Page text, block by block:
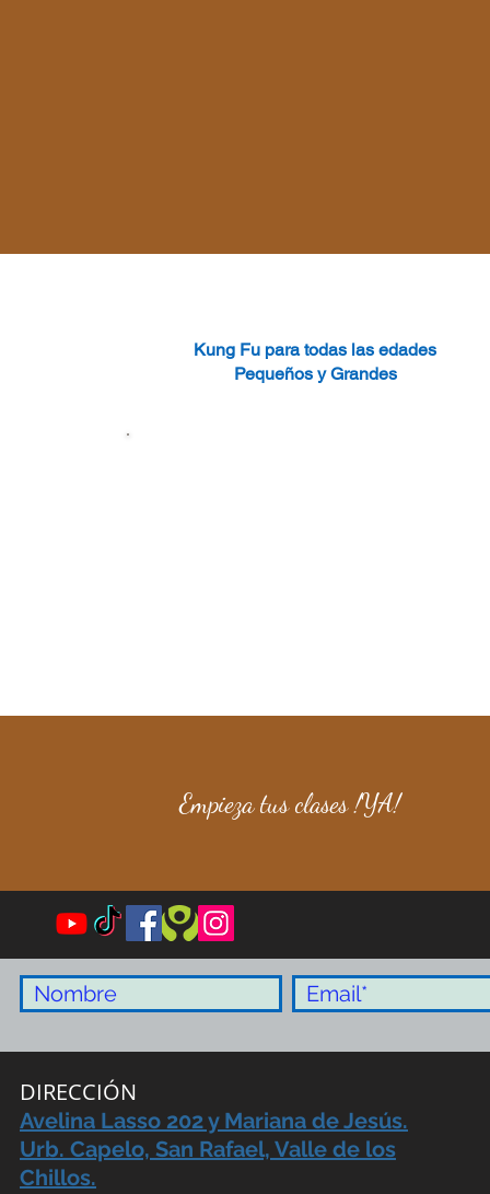
Kung Fu para todas las edades
Pequeños y Grandes​
Empieza tus clases !YA!
DIRECCIÓN
Avelina Lasso 202 y Mariana de Jesús.
Urb. Capelo, San Rafael, Valle de los
Chillos.